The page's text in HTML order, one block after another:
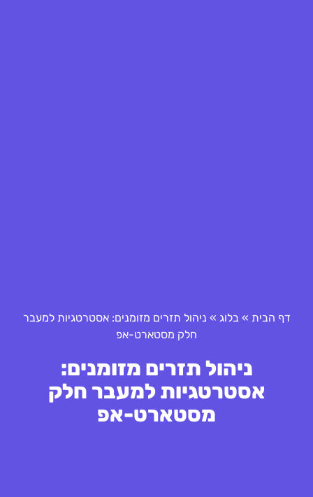
דף הבית »בלוג » ניהול תזרים מזומנים: אסטרטגיות למעבר
חלק מסטארט-אפ
ניהול תזרים מזומנים:
אסטרטגיות למעבר חלק
מסטארט-אפ